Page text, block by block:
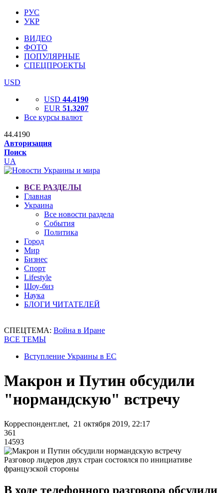
РУС
УКР
ВИДЕО
ФОТО
ПОПУЛЯРНЫЕ
СПЕЦПРОЕКТЫ
USD
USD 44.4190
EUR 51.3207
Все курсы валют
44.4190
Авторизация
Поиск
UA
ВСЕ РАЗДЕЛЫ
Главная
Украина
Все новости раздела
События
Политика
Город
Мир
Бизнес
Спорт
Lifestyle
Шоу-биз
Наука
БЛОГИ ЧИТАТЕЛЕЙ
СПЕЦТЕМА: Война в Иране
ВСЕ ТЕМЫ
Вступление Украины в ЕС
Макрон и Путин обсудили
"нормандскую" встречу
Корреспондент.net, 21 октября 2019, 22:17
361
14593
Разговор лидеров двух стран состоялся по инициативе
французской стороны
В ходе телефонного разговора обсудили